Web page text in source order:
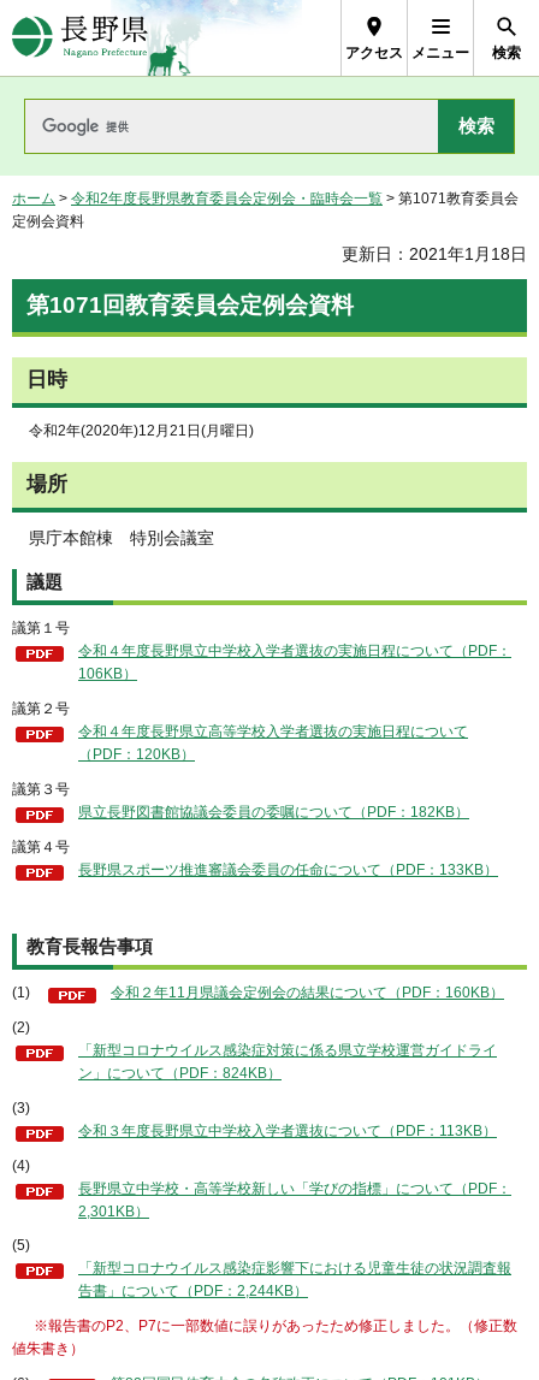
長野県Nagano Prefecture
アクセス メニュー 検索
ホーム > 令和2年度長野県教育委員会定例会・臨時会一覧 > 第1071教育委員会
定例会資料
更新日：2021年1月18日
第1071回教育委員会定例会資料
日時
令和2年(2020年)12月21日(月曜日)
場所
県庁本館棟 特別会議室
議題
議第１号
令和４年度長野県立中学校入学者選抜の実施日程について（PDF：
106KB）
議第２号
令和４年度長野県立高等学校入学者選抜の実施日程について
（PDF：120KB）
議第３号
県立長野図書館協議会委員の委嘱について（PDF：182KB）
議第４号
長野県スポーツ推進審議会委員の任命について（PDF：133KB）
教育長報告事項
(1) 令和２年11月県議会定例会の結果について（PDF：160KB）
(2)
「新型コロナウイルス感染症対策に係る県立学校運営ガイドライ
ン」について（PDF：824KB）
(3)
令和３年度長野県立中学校入学者選抜について（PDF：113KB）
(4)
長野県立中学校・高等学校新しい「学びの指標」について（PDF：
2,301KB）
(5)
「新型コロナウイルス感染症影響下における児童生徒の状況調査報
告書」について（PDF：2,244KB）
※報告書のP2、P7に一部数値に誤りがあったため修正しました。（修正数
値朱書き）